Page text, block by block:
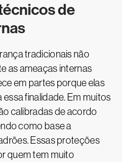
de
tradicionais não
as ameaças internas
em partes porque elas
finalidade. Em muitos
calibradas de acordo
como base a
Essas proteções
quem tem muito